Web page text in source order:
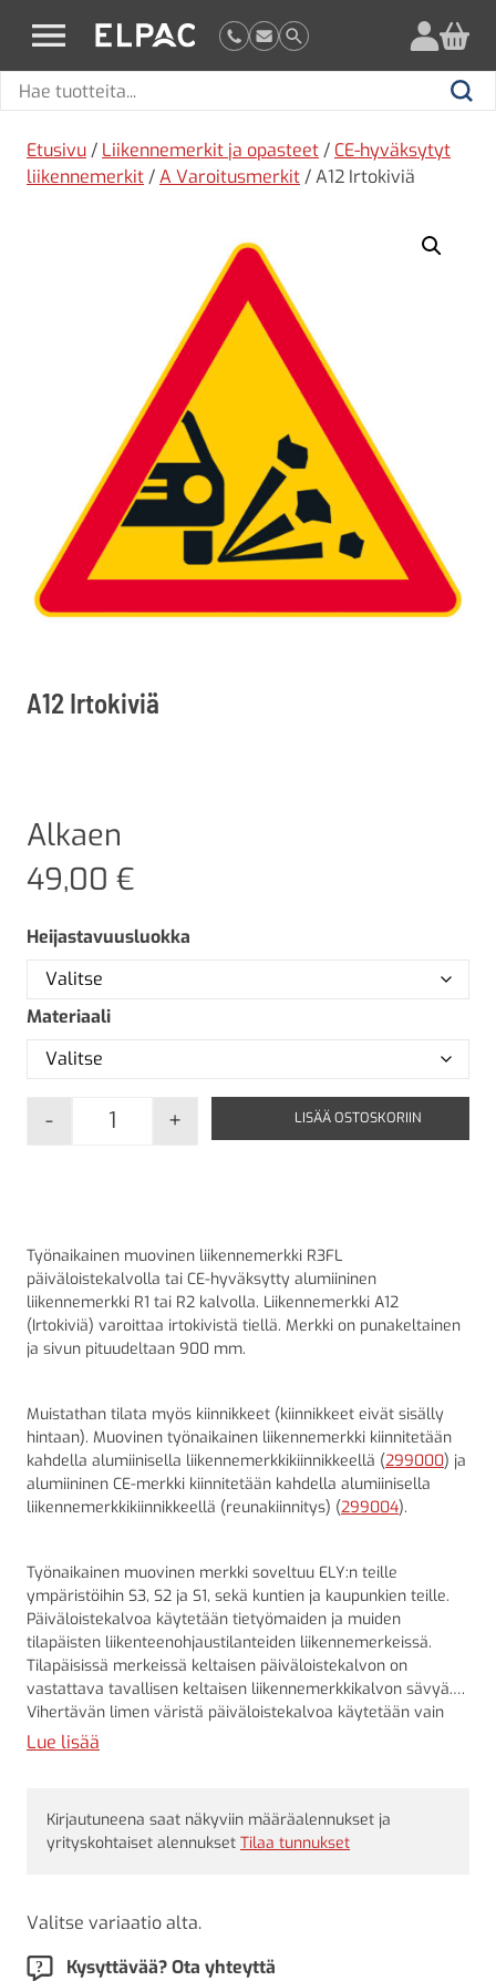
elpac.fi
Hae
Hae
Etusivu / Liikennemerkit ja opasteet / CE-hyväksytyt
liikennemerkit /A Varoitusmerkit / A12 Irtokiviä
A12 Irtokiviä
Alkaen
49,00 €
Heijastavuusluokka
Materiaali
A12 Irtokiviä määrä
- + LISÄÄ OSTOSKORIIN
Työnaikainen muovinen liikennemerkki R3FL
päiväloistekalvolla tai CE-hyväksytty alumiininen
liikennemerkki R1 tai R2 kalvolla. Liikennemerkki A12
(Irtokiviä) varoittaa irtokivistä tiellä. Merkki on punakeltainen
ja sivun pituudeltaan 900 mm.
Muistathan tilata myös kiinnikkeet (kiinnikkeet eivät sisälly
hintaan). Muovinen työnaikainen liikennemerkki kiinnitetään
kahdella alumiinisella liikennemerkkikiinnikkeellä (299000) ja
alumiininen CE-merkki kiinnitetään kahdella alumiinisella
liikennemerkkikiinnikkeellä (reunakiinnitys) (299004).
Työnaikainen muovinen merkki soveltuu ELY:n teille
ympäristöihin S3, S2 ja S1, sekä kuntien ja kaupunkien teille.
Päiväloistekalvoa käytetään tietyömaiden ja muiden
tilapäisten liikenteenohjaustilanteiden liikennemerkeissä.
Tilapäisissä merkeissä keltaisen päiväloistekalvon on
vastattava tavallisen keltaisen liikennemerkkikalvon sävyä.
Vihertävän limen väristä päiväloistekalvoa käytetään vain
sulku- ja varoituslaitteissa.
Lue lisää
Kirjautuneena saat näkyviin määräalennukset ja
yrityskohtaiset alennukset Tilaa tunnukset
Valitse variaatio alta.
Kysyttävää? Ota yhteyttä